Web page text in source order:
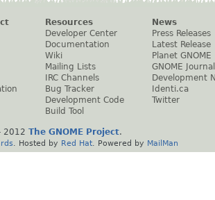
Resources
Developer Center
Documentation
Wiki
Mailing Lists
IRC Channels
Bug Tracker
Development Code
Build Tool
News
Press Releases
Latest Release
Planet GNOME
GNOME Journal
Development
Identi.ca
Twitter
2012 The GNOME Project.
. Hosted by Red Hat . Powered by MailMan